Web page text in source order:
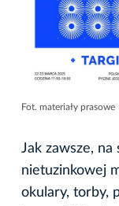
Fot. materiały prasowe
Jak zawsze, na
nietuzinkowej
okulary, torby,